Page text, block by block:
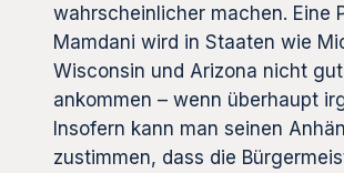
wahrscheinlicher machen. Eine
Mamdani wird in Staaten wie
Wisconsin und Arizona nicht gut
ankommen – wenn überhaupt
Insofern kann man seinen
zustimmen, dass die